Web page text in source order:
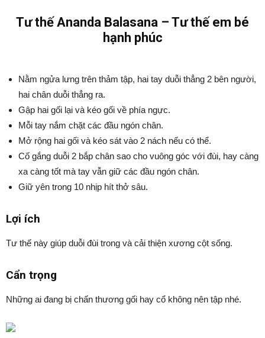
Tư thế Ananda Balasana – Tư thế em bé
hạnh phúc
Nằm ngửa lưng trên thảm tập, hai tay duỗi thẳng 2 bên người,
hai chân duỗi thẳng ra.
Gập hai gối lại và kéo gối về phía ngực.
Mỗi tay nắm chặt các đầu ngón chân.
Mở rộng hai gối và kéo sát vào 2 nách nếu có thể.
Cố gắng duỗi 2 bắp chân sao cho vuông góc với đùi, hay càng
xa càng tốt mà tay vẫn giữ các đầu ngón chân.
Giữ yên trong 10 nhịp hít thở sâu.
Lợi ích
Tư thế này giúp duỗi đùi trong và cải thiện xương cột sống.
Cẩn trọng
Những ai đang bị chấn thương gối hay cổ không nên tập nhé.